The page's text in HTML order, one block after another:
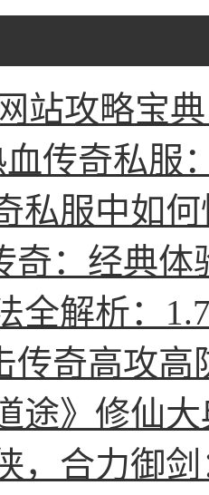
站攻略宝
传奇私服
私服中如
奇：经典
全解析：
传奇高攻
途》修仙
，合力御